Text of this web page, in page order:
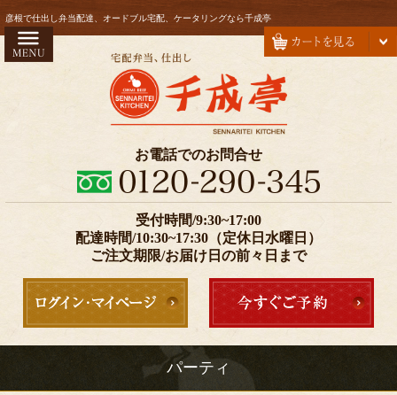
コ
彦根で仕出し弁当配達、オードブル宅配、ケータリングなら千成亭
お電話でのお問合せ
受付時間/9:30~17:00
配達時間/10:30~17:30（定休日水曜日）
ご注文期限/お届け日の前々日まで
パーティ
HOME
お弁当
1000～1999円
2000～2999円
5000円以上